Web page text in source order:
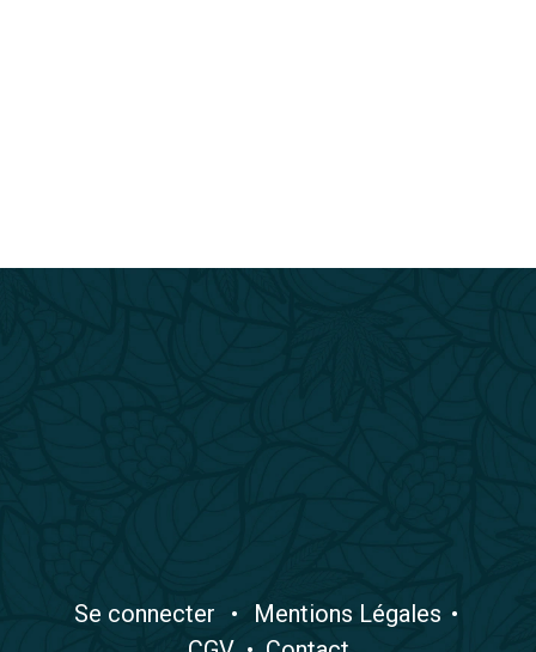
​Se connecter • ​Mentions Légales •